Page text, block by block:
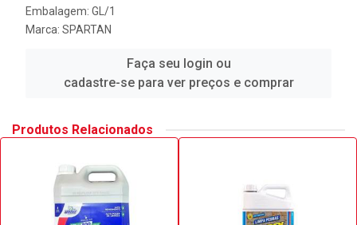
Embalagem: GL/1
Marca: SPARTAN
Faça seu login ou
cadastre-se para ver preços e comprar
Produtos Relacionados